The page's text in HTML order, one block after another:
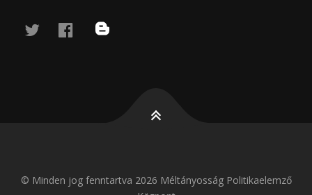
twitterfacebook
blog
© Minden jog fenntartva 2026 Méltányosság Politikaelemző